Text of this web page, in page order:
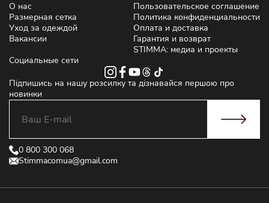
О нас
Размерная сетка
Уход за одеждой
Вакансии
Пользовательское соглашение
Политика конфиденциальности
Оплата и доставка
Гарантия и возврат
STIMMA: медиа и проекты
Социальные сети
Підпишись на нашу розсилку та дізнавайся першою про
новинки
0 800 300 068
Stimmacomua@gmail.com